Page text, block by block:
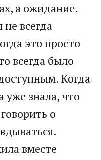
а ожидание.
всегда
это просто
всегда было
Когда
уже знала, что
о
вместе